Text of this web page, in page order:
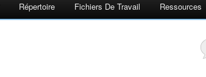
Répertoire Fichiers De Travail Ressources